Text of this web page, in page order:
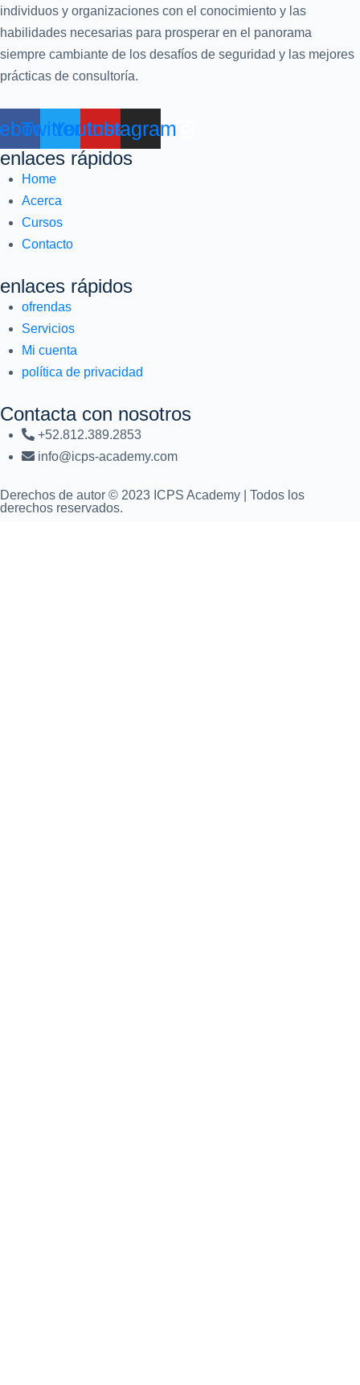
individuos y organizaciones con el conocimiento y las
habilidades necesarias para prosperar en el panorama
siempre cambiante de los desafíos de seguridad y las mejores
prácticas de consultoría.
TwitterYoutube
Instagram
enlaces rápidos
Home
Acerca
Cursos
Contacto
enlaces rápidos
ofrendas
Servicios
Mi cuenta
política de privacidad
Contacta con nosotros
+52.812.389.2853
info@icps-academy.com
Derechos de autor © 2023 ICPS Academy | Todos los
derechos reservados.